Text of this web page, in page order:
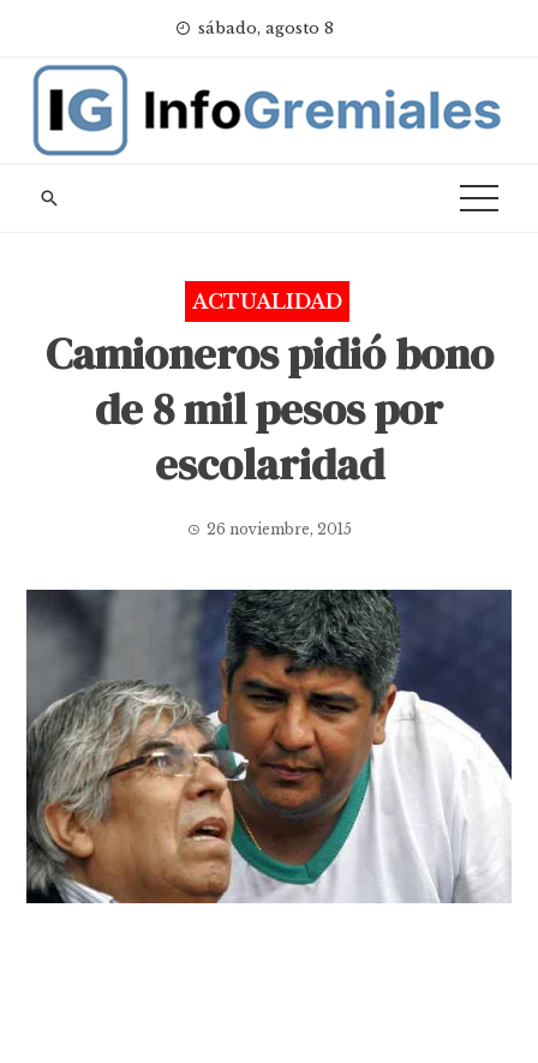
content
sábado, agosto 8
ACTUALIDAD
Camioneros pidió bono
de 8 mil pesos por
escolaridad
26 noviembre, 2015